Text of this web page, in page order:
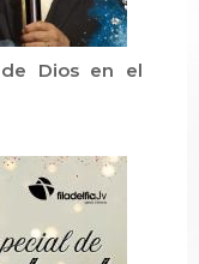
de Dios en el